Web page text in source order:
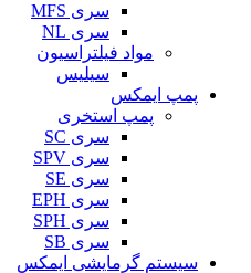
سری MFS
سری NL
مواد فیلتراسیون
سیلیس
پمپ ایمکس
پمپ استخری
سری SC
سری SPV
سری SE
سری EPH
سری SPH
سری SB
سیستم گرمایشی ایمکس